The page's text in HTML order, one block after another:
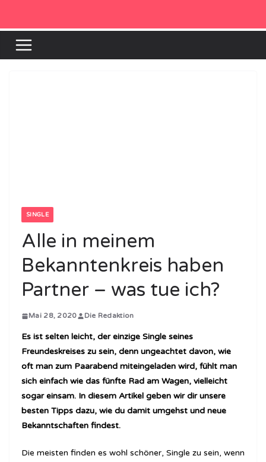
springen
SINGLE
Alle in meinem
Bekanntenkreis haben
Partner – was tue ich?
Mai 28, 2020 Die Redaktion
Es ist selten leicht, der einzige Single seines
Freundeskreises zu sein, denn ungeachtet davon, wie
oft man zum Paarabend miteingeladen wird, fühlt man
sich einfach wie das fünfte Rad am Wagen, vielleicht
sogar einsam. In diesem Artikel geben wir dir unsere
besten Tipps dazu, wie du damit umgehst und neue
Bekanntschaften findest.
Die meisten finden es wohl schöner, Single zu sein, wenn